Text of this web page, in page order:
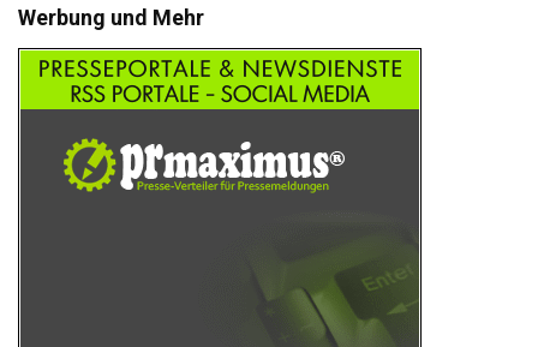
Werbung und Mehr